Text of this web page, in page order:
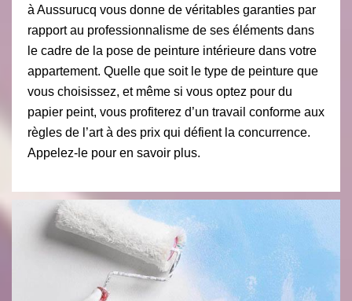
à Aussurucq vous donne de véritables garanties par
rapport au professionnalisme de ses éléments dans
le cadre de la pose de peinture intérieure dans votre
appartement. Quelle que soit le type de peinture que
vous choisissez, et même si vous optez pour du
papier peint, vous profiterez d’un travail conforme aux
règles de l’art à des prix qui défient la concurrence.
Appelez-le pour en savoir plus.